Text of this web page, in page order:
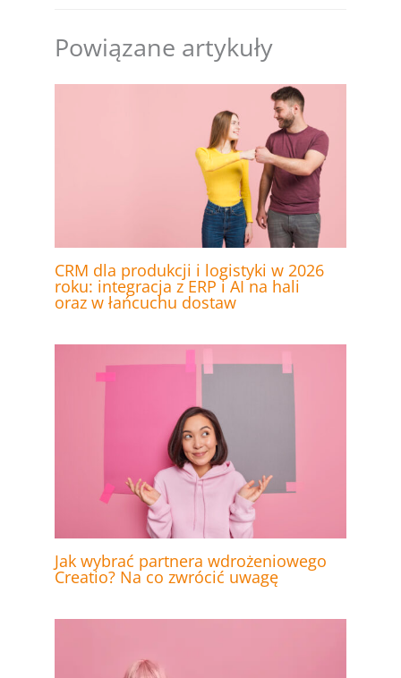
Powiązane artykuły
CRM dla produkcji i logistyki w 2026
roku: integracja z ERP i AI na hali
oraz w łańcuchu dostaw
Jak wybrać partnera wdrożeniowego
Creatio? Na co zwrócić uwagę